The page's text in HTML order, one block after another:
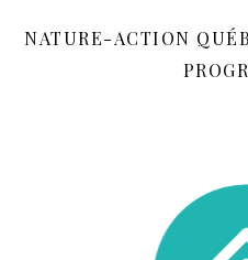
NATURE-ACTION